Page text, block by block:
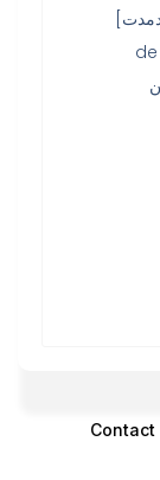
Contact